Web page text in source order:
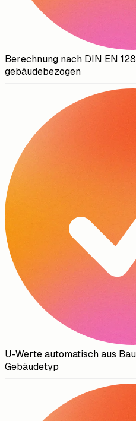
Berechnung nach DIN EN
gebäudebezogen
U-Werte automatisch aus
Gebäudetyp